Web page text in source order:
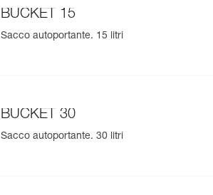
BUCKET 15
Sacco autoportante. 15 litri
BUCKET 30
Sacco autoportante. 30 litri